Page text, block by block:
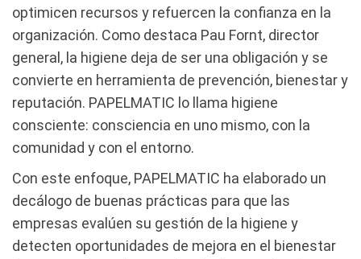
optimicen recursos y refuercen la confianza en la
organización. Como destaca Pau Fornt, director
general, la higiene deja de ser una obligación y se
convierte en herramienta de prevención, bienestar y
reputación. PAPELMATIC lo llama higiene
consciente: consciencia en uno mismo, con la
comunidad y con el entorno.
Con este enfoque, PAPELMATIC ha elaborado un
decálogo de buenas prácticas para que las
empresas evalúen su gestión de la higiene y
detecten oportunidades de mejora en el bienestar